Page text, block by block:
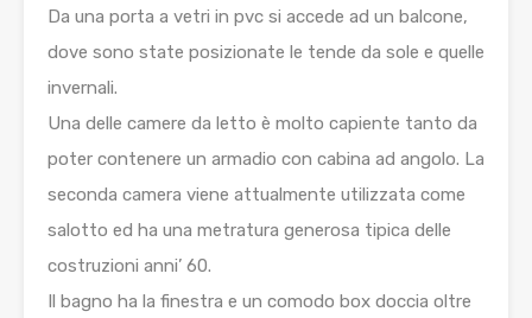
Da una porta a vetri in pvc si accede ad un balcone,
dove sono state posizionate le tende da sole e quelle
invernali.
Una delle camere da letto è molto capiente tanto da
poter contenere un armadio con cabina ad angolo. La
seconda camera viene attualmente utilizzata come
salotto ed ha una metratura generosa tipica delle
costruzioni anni’ 60.
Il bagno ha la finestra e un comodo box doccia oltre